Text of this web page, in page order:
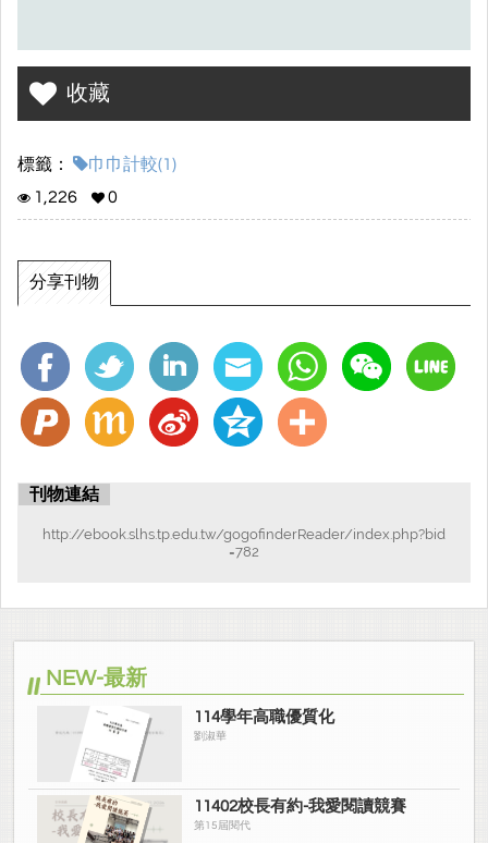
收藏
標籤：
巾巾計較(1)
1,226
0
分享刊物
刊物連結
http://ebook.slhs.tp.edu.tw/gogofinderReader/index.php?bid
=782
NEW-最新
114學年高職優質化
劉淑華
11402校長有約-我愛閱讀競賽
第15屆閱代